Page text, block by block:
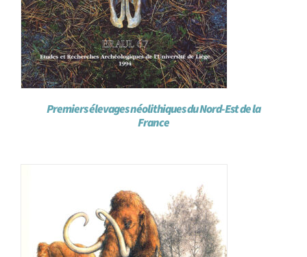
Premiers élevages néolithiques du Nord-Est de la
France